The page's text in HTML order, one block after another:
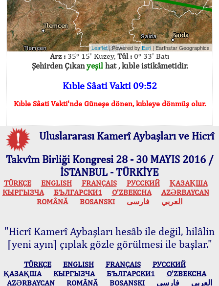
Leaflet| Powered byEsri | Earthstar Geographics
Arz : 35° 15' Kuzey, Tûl : 0° 33' Batı
Şehirden Çıkanyeşilhat , kıble istikâmetidir.
Kıble Sâati Vakti 09:52
Kıble Sâati Vakti'nde Güneşe dönen, kıbleye dönmüş olur.
Uluslararası Kamerî Aybaşları ve Hicrî
Takvîm Birliği Kongresi 28 - 30 MAYIS 2016 /
İSTANBUL - TÜRKİYE
TÜRKÇE ENGLISH FRANÇAIS РУССКИЙ
ҚАЗАҚША
КЫPГЫЗЧA
БЪЛГАРСКИ1 O’ZBEKCHA
AZӘRBAYCAN
ROMÂNĂ
BOSANSKI العربي فارسی
"Hicrî Kamerî Aybaşları hesâb ile değil, hilâlin
[yeni ayın] çıplak gözle görülmesi ile başlar."
TÜRKÇE ENGLISH FRANÇAIS
РУССКИЙ
ҚАЗАҚША
КЫPГЫЗЧA БЪЛГАРСКИ1
O’ZBEKCHA
AZӘRBAYCAN
ROMÂNĂ BOSANSKI العربي فارسی